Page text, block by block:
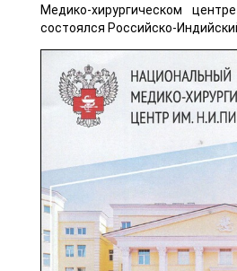
Медико-хирургическом
состоялся Российско-